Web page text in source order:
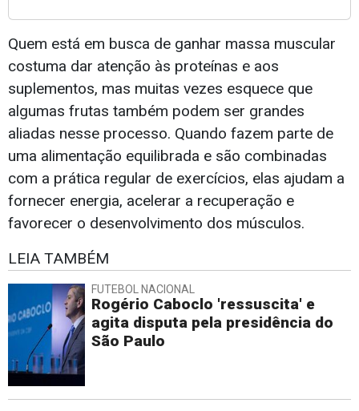
Quem está em busca de ganhar massa muscular
costuma dar atenção às proteínas e aos
suplementos, mas muitas vezes esquece que
algumas frutas também podem ser grandes
aliadas nesse processo. Quando fazem parte de
uma alimentação equilibrada e são combinadas
com a prática regular de exercícios, elas ajudam a
fornecer energia, acelerar a recuperação e
favorecer o desenvolvimento dos músculos.
LEIA TAMBÉM
FUTEBOL NACIONAL
Rogério Caboclo 'ressuscita' e
agita disputa pela presidência do
São Paulo